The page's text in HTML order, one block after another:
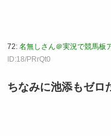
72: 名無しさん＠実況で競馬板
ID:18/PRrQt0
ちなみに池添もゼ